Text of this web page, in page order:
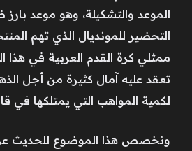
الموعد والتشكيلة، وهو موعد
التحضير للمونديال الذي تهم
ممثلي كرة القدم العربية في هذا
تعقد عليه آمال كثيرة من أجل
لكمية المواهب التي يمتلكها في
ونخصص هذا الموضوع للحديث عن